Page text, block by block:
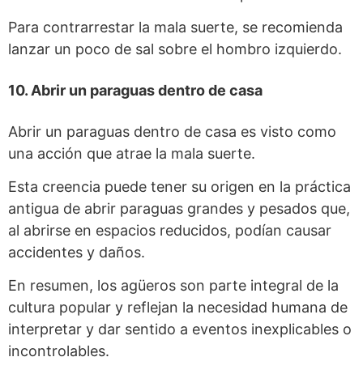
Para contrarrestar la mala suerte, se recomienda
lanzar un poco de sal sobre el hombro izquierdo.
10. Abrir un paraguas dentro de casa
Abrir un paraguas dentro de casa es visto como
una acción que atrae la mala suerte.
Esta creencia puede tener su origen en la práctica
antigua de abrir paraguas grandes y pesados que,
al abrirse en espacios reducidos, podían causar
accidentes y daños.
En resumen, los agüeros son parte integral de la
cultura popular y reflejan la necesidad humana de
interpretar y dar sentido a eventos inexplicables o
incontrolables.